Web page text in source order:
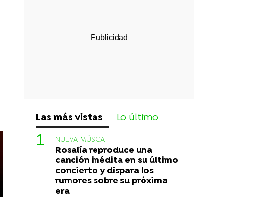
Las más vistas Lo último
NUEVA MÚSICA
Rosalía reproduce una
canción inédita en su último
concierto y dispara los
rumores sobre su próxima
era